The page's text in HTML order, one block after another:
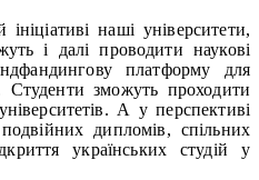
наші університети,
і далі проводити наукові
платформу для
Студенти зможуть проходити
А у перспективі
дипломів, спільних
українських студій у